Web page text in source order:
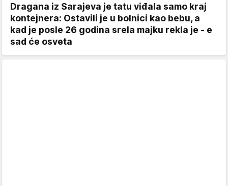
Dragana iz Sarajeva je tatu viđala samo kraj
kontejnera: Ostavili je u bolnici kao bebu, a
kad je posle 26 godina srela majku rekla je - e
sad će osveta